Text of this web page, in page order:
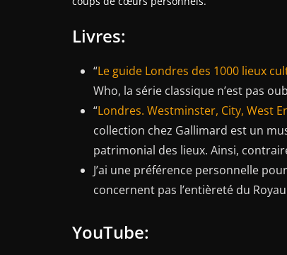
Livres:
“Le guide Londres des 1000 lieux
Who, la série classique n’est pas
“Londres. Westminster, City, West
collection chez Gallimard est un
patrimonial des lieux. Ainsi,
J’ai une préférence personnelle
concernent pas l’entièreté du
YouTube: